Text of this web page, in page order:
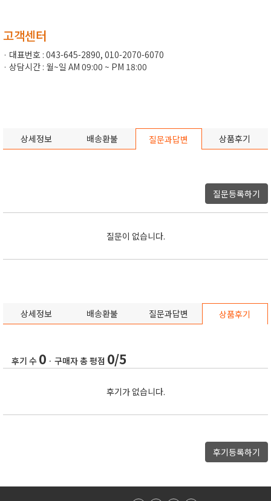
고객센터
· 대표번호 : 043-645-2890, 010-2070-6070
· 상담시간 : 월~일 AM 09:00 ~ PM 18:00
상세정보 배송환불 질문과답변 상품후기
질문등록하기
질문이 없습니다.
상세정보 배송환불 질문과답변 상품후기
후기 수 0 · 구매자 총 평점 0/5
후기가 없습니다.
후기등록하기